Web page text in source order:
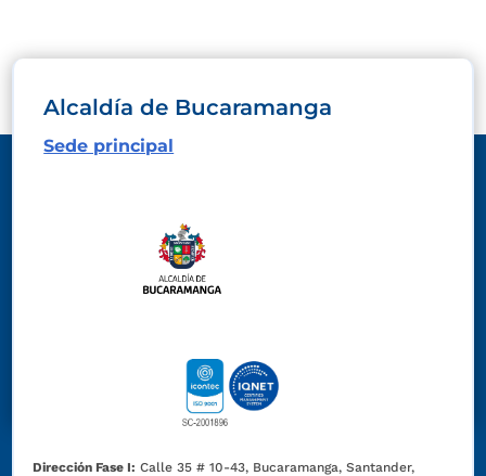
Alcaldía de Bucaramanga
Sede principal
Dirección Fase I: Calle 35 # 10-43, Bucaramanga, Santander,